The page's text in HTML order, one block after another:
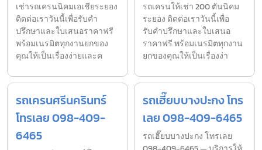
เช่ารถเครนนิคมเอเชียระยอง
ติดต่อเราวันนี้เพื่อรับคำ
ปรึกษาและใบเสนอราคาฟรี
พร้อมเนรมิตทุกงานยกของ
คุณให้เป็นเรื่องง่ายและค
รถเครนให้เช่า 200 ตันนิคม
ระยอง ติดต่อเราวันนี้เพื่อ
รับคำปรึกษาและใบเสนอ
ราคาฟรี พร้อมเนรมิตทุกงาน
ยกของคุณให้เป็นเรื่องง่า
รถเครนศรีนครินทร์
โทรเลย 098-409-
6465
รถเฮี๊ยบบางปะกง โทร
เลย 098-409-6465
รถเฮี๊ยบบางปะกง โทรเลย